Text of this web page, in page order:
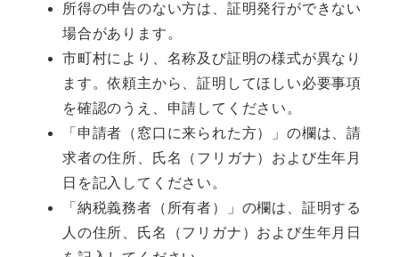
所得の申告のない方は、証明発行ができない
場合があります。
市町村により、名称及び証明の様式が異なり
ます。依頼主から、証明してほしい必要事項
を確認のうえ、申請してください。
「申請者（窓口に来られた方）」の欄は、請
求者の住所、氏名（フリガナ）および生年月
日を記入してください。
「納税義務者（所有者）」の欄は、証明する
人の住所、氏名（フリガナ）および生年月日